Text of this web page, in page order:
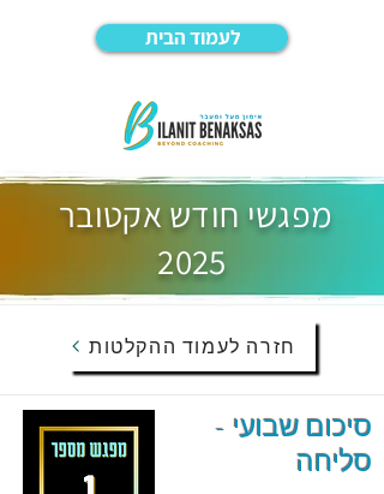
לעמוד הבית
מפגשי חודש אקטובר
2025
חזרה לעמוד ההקלטות
סיכום שבועי -
סליחה